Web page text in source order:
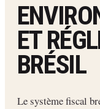
ET
BRÉSIL
Le système fiscal